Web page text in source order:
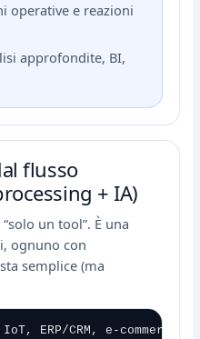
operative e reazioni
approfondite, BI,
flusso
+ IA)
un tool”. È una
ognuno con
semplice (ma
ERP/CRM, e-commerce,